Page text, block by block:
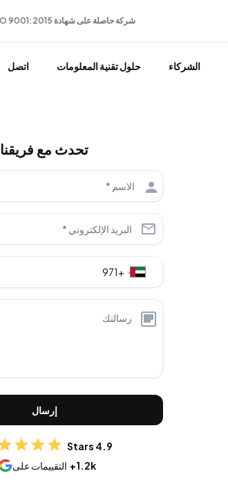
شركة حاصلة على شهادة ISO 9001:2015
الشركاء حلول تقنية المعلومات اتصل
تحدث مع فريقنا
إرسال
4.9 Stars
1.2k+
التقييمات على